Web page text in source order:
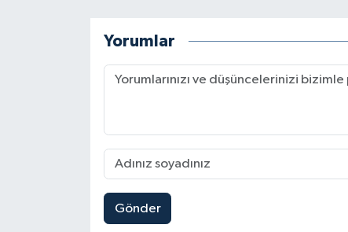
Yorumlar
Gönder